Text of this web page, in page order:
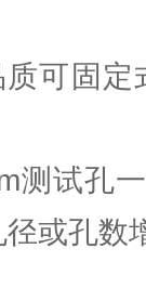
可固
测试孔
径或孔